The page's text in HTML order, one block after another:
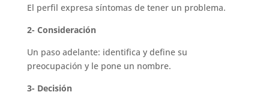
El perfil expresa síntomas de tener un problema.
2- Consideración
Un paso adelante: identifica y define su
preocupación y le pone un nombre.
3- Decisión